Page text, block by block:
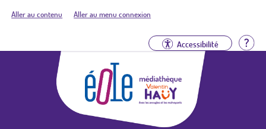
Aller au contenu Aller au menu connexion
Accessibilité